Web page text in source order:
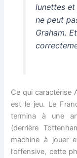
lunettes et
ne peut
Graham.
Ce qui caractérise
est le jeu. Le
termina à une
(derrière
machine à jouer
l’offensive, cette